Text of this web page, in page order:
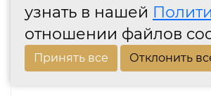
узнать в нашей
отношении файлов
Принять все Отклонить